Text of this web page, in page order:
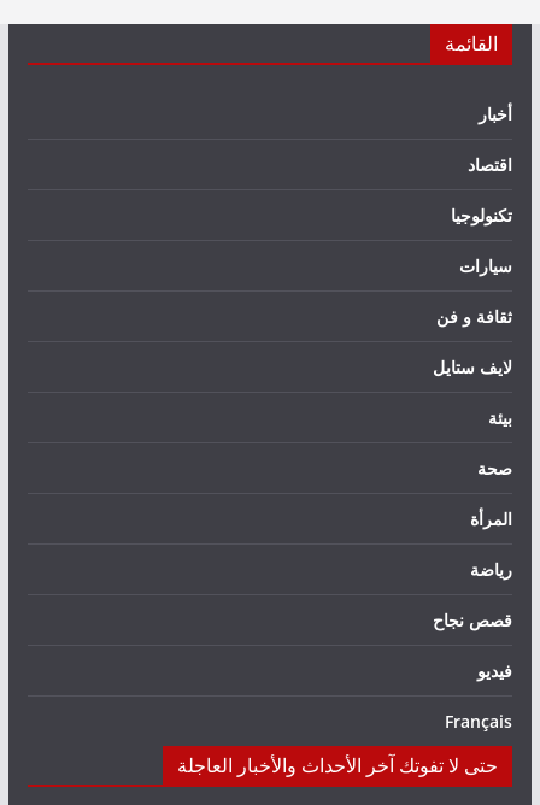
القائمة
أخبار
اقتصاد
تكنولوجيا
سيارات
ثقافة و فن
لايف ستايل
بيئة
صحة
المرأة
رياضة
قصص نجاح
فيديو
Français
حتى لا تفوتك آخر الأحداث والأخبار العاجلة